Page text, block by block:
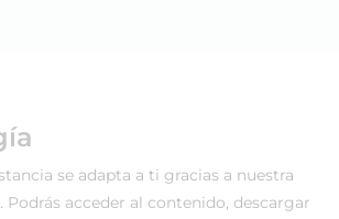
se adapta a ti gracias a nuestra
acceder al contenido, descargar